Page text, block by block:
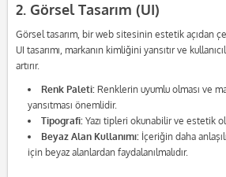
2. Görsel Tasarım (UI)
Görsel tasarım, bir web sitesinin estetik açıdan
UI tasarımı, markanın kimliğini yansıtır ve
artırır.
Renk Paleti:Renklerin uyumlu olması ve
yansıtması önemlidir.
Tipografi:Yazı tipleri okunabilir ve estetik
Beyaz Alan Kullanımı:İçeriğin daha
için beyaz alanlardan faydalanılmalıdır.